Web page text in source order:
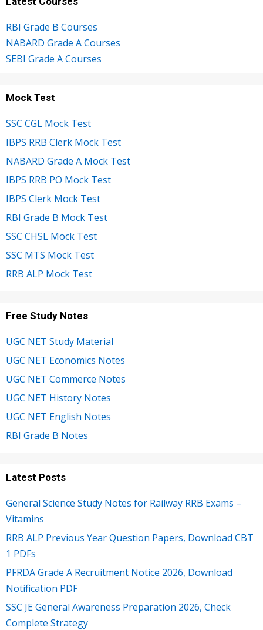
RBI Grade B Courses
NABARD Grade A Courses
SEBI Grade A Courses
Mock Test
SSC CGL Mock Test
IBPS RRB Clerk Mock Test
NABARD Grade A Mock Test
IBPS RRB PO Mock Test
IBPS Clerk Mock Test
RBI Grade B Mock Test
SSC CHSL Mock Test
SSC MTS Mock Test
RRB ALP Mock Test
Free Study Notes
UGC NET Study Material
UGC NET Economics Notes
UGC NET Commerce Notes
UGC NET History Notes
UGC NET English Notes
RBI Grade B Notes
Latest Posts
General Science Study Notes for Railway RRB Exams –
Vitamins
RRB ALP Previous Year Question Papers, Download CBT
1 PDFs
PFRDA Grade A Recruitment Notice 2026, Download
Notification PDF
SSC JE General Awareness Preparation 2026, Check
Complete Strategy